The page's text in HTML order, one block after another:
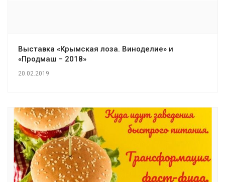
Выставка «Крымская лоза. Виноделие» и
«Продмаш – 2018»
20.02.2019